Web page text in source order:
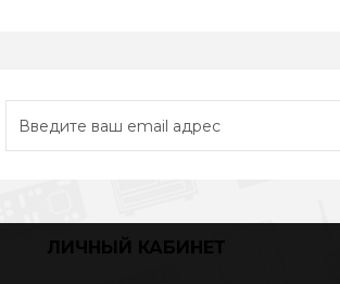
ЛИЧНЫЙ КАБИНЕТ